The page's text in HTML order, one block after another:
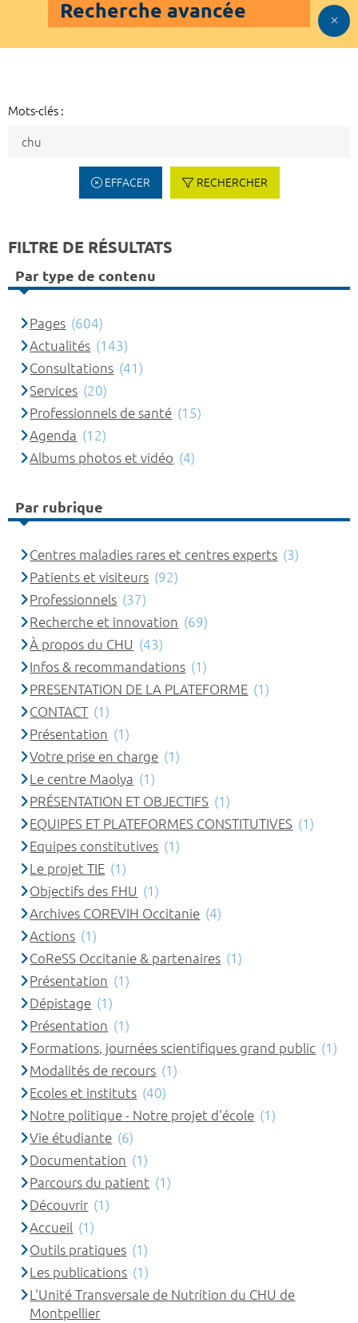
Recherche avancée
Mots-clés :
EFFACER RECHERCHER
FILTRE DE RÉSULTATS
Par type de contenu
Pages (604)
Actualités (143)
Consultations (41)
Services (20)
Professionnels de santé (15)
Agenda (12)
Albums photos et vidéo (4)
Par rubrique
Centres maladies rares et centres experts (3)
Patients et visiteurs (92)
Professionnels (37)
Recherche et innovation (69)
À propos du CHU (43)
Infos & recommandations (1)
PRESENTATION DE LA PLATEFORME (1)
CONTACT (1)
Présentation (1)
Votre prise en charge (1)
Le centre Maolya (1)
PRÉSENTATION ET OBJECTIFS (1)
EQUIPES ET PLATEFORMES CONSTITUTIVES (1)
Equipes constitutives (1)
Le projet TIE (1)
Objectifs des FHU (1)
Archives COREVIH Occitanie (4)
Actions (1)
CoReSS Occitanie & partenaires (1)
Présentation (1)
Dépistage (1)
Présentation (1)
Formations, journées scientifiques grand public (1)
Modalités de recours (1)
Ecoles et instituts (40)
Notre politique - Notre projet d'école (1)
Vie étudiante (6)
Documentation (1)
Parcours du patient (1)
Découvrir (1)
Accueil (1)
Outils pratiques (1)
Les publications (1)
L'Unité Transversale de Nutrition du CHU de
Montpellier